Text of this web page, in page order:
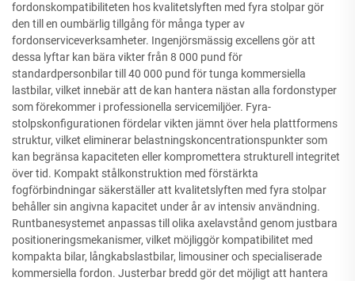
fordonskompatibiliteten hos kvalitetslyften med fyra stolpar gör
den till en oumbärlig tillgång för många typer av
fordonserviceverksamheter. Ingenjörsmässig excellens gör att
dessa lyftar kan bära vikter från 8 000 pund för
standardpersonbilar till 40 000 pund för tunga kommersiella
lastbilar, vilket innebär att de kan hantera nästan alla fordonstyper
som förekommer i professionella servicemiljöer. Fyra-
stolpskonfigurationen fördelar vikten jämnt över hela plattformens
struktur, vilket eliminerar belastningskoncentrationspunkter som
kan begränsa kapaciteten eller kompromettera strukturell integritet
över tid. Kompakt stålkonstruktion med förstärkta
fogförbindningar säkerställer att kvalitetslyften med fyra stolpar
behåller sin angivna kapacitet under år av intensiv användning.
Runtbanesystemet anpassas till olika axelavstånd genom justbara
positioneringsmekanismer, vilket möjliggör kompatibilitet med
kompakta bilar, långkabslastbilar, limousiner och specialiserade
kommersiella fordon. Justerbar bredd gör det möjligt att hantera